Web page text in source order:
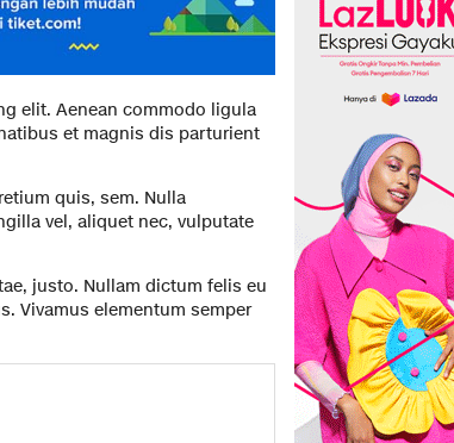
elit. Aenean commodo ligula
et magnis dis parturient
quis, sem. Nulla
vel, aliquet nec, vulputate
justo. Nullam dictum felis eu
Vivamus elementum semper